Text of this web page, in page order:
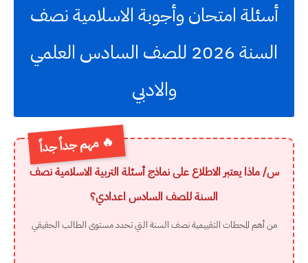
أسئلة امتحان وأجوبة الاسلامية نصف
السنة 2026 للصف السادس العلمي
والادبي
🔥 مهم جداً جداً
س/ ماذا يعتبر الاطلاع على نماذج أسئلة التربية الاسلامية نصف
السنة للصف السادس اعدادي؟
من أهم المحطات التقييمية نصف السنة التي تحدد مستوى الطالب الحقيقي